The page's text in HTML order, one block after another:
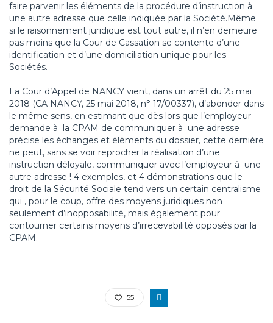
faire parvenir les éléments de la procédure d’instruction à
une autre adresse que celle indiquée par la Société.Même
si le raisonnement juridique est tout autre, il n’en demeure
pas moins que la Cour de Cassation se contente d’une
identification et d’une domiciliation unique pour les
Sociétés.
La Cour d’Appel de NANCY vient, dans un arrêt du 25 mai
2018 (CA NANCY, 25 mai 2018, n° 17/00337), d’abonder dans
le même sens, en estimant que dès lors que l’employeur
demande à la CPAM de communiquer à une adresse
précise les échanges et éléments du dossier, cette dernière
ne peut, sans se voir reprocher la réalisation d’une
instruction déloyale, communiquer avec l’employeur à une
autre adresse ! 4 exemples, et 4 démonstrations que le
droit de la Sécurité Sociale tend vers un certain centralisme
qui , pour le coup, offre des moyens juridiques non
seulement d’inopposabilité, mais également pour
contourner certains moyens d’irrecevabilité opposés par la
CPAM.
55